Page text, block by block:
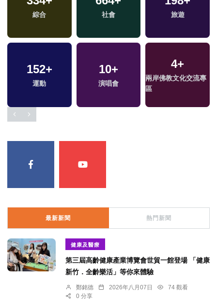
綜合 社會 旅遊
152+
運動
10+
演唱會
4+
兩岸佛教文化交流專
區
最新新聞 熱門新聞
健康及醫療
第三屆高齡健康產業博覽會世貿一館登場 「健康
新竹．全齡樂活」等你來體驗
鄭銘德 2026年八月07日
74 觀看
0 分享